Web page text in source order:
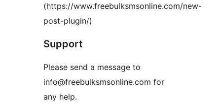
(https://www.freebulksmsonline.com/new-
post-plugin/)
Support
Please send a message to
info@freebulksmsonline.com for
any help.